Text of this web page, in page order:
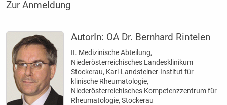
Zur Anmeldung
AutorIn: OA Dr. Bernhard Rintelen
II. Medizinische Abteilung,
Niederösterreichisches Landesklinikum
Stockerau, Karl-Landsteiner-Institut für
klinische Rheumatologie,
Niederösterreichisches Kompetenzzentrum für
Rheumatologie, Stockerau